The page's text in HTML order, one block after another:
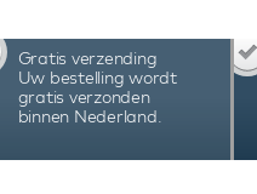
De Van Speyk
CSZW-B
en 3 jaar
Gratis verzending
Uw bestelling wordt
gratis verzonden
binnen Nederland.